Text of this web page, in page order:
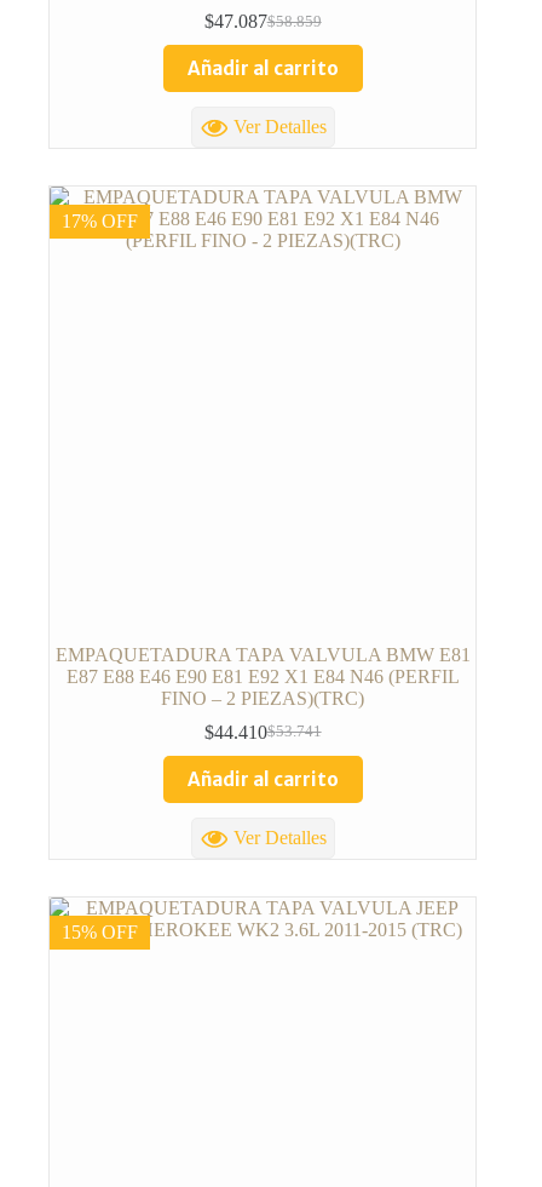
$58.859
$47.087
Añadir al carrito
Ver Detalles
17% OFF
EMPAQUETADURA TAPA VALVULA BMW E81
E87 E88 E46 E90 E81 E92 X1 E84 N46 (PERFIL
FINO – 2 PIEZAS)(TRC)
$53.741
$44.410
Añadir al carrito
Ver Detalles
15% OFF